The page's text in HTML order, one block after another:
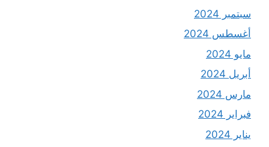
سبتمبر 2024
أغسطس 2024
مايو 2024
أبريل 2024
مارس 2024
فبراير 2024
يناير 2024